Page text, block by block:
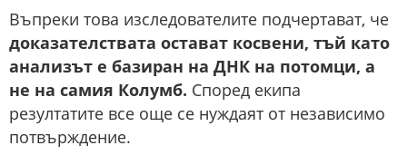
Въпреки това изследователите подчертават, че
доказателствата остават косвени, тъй като
анализът е базиран на ДНК на потомци, а
не на самия Колумб. Според екипа
резултатите все още се нуждаят от независимо
потвърждение.